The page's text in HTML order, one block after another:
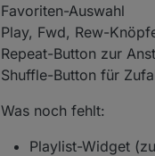
Favoriten-Auswahl
Play, Fwd, Rew-
Repeat-Button zur
Shuffle-Button für
Was noch fehlt:
Playlist-Widget